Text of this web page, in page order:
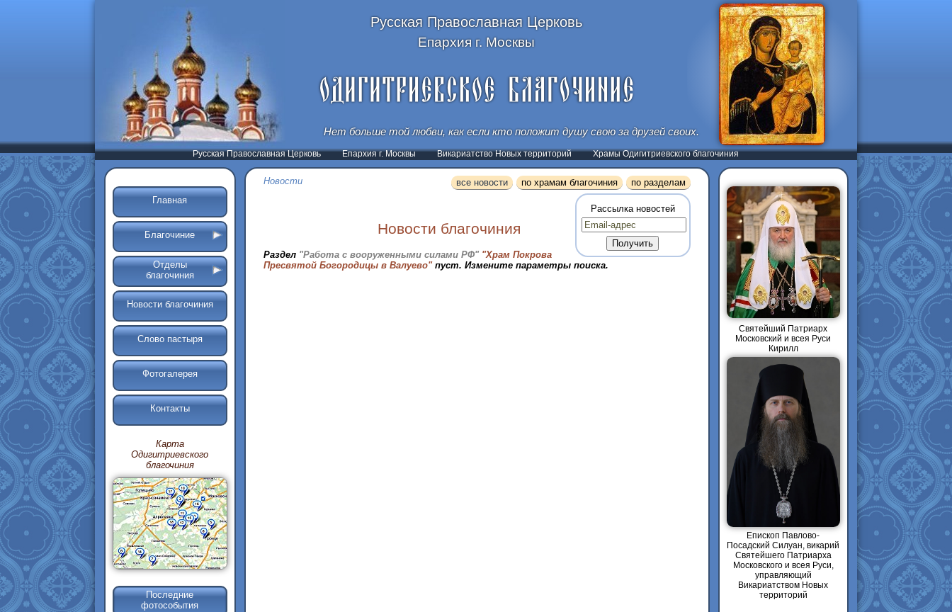
Русская Православная Церковь
Епархия г. Москвы
Нет больше той любви, как если кто положит душу свою за друзей своих.
Русская Православная Церковь Епархия г. Москвы Викариатство Новых территорий Храмы Одигитриевского благочиния
Главная
Благочиние
Отделы
благочиния
Новости благочиния
Слово пастыря
Фотогалерея
Контакты
Карта
Одигитриевского
благочиния
Последние
фотособытия
Новости все новости по храмам благочиния по разделам
Рассылка новостей
Новости благочиния
Раздел "Работа с вооруженными силами РФ" "Храм Покрова
Пресвятой Богородицы в Валуево"пуст. Измените параметры поиска.
Святейший Патриарх
Московский и всея Руси
Кирилл
Епископ Павлово-
Посадский Силуан, викарий
Святейшего Патриарха
Московского и всея Руси,
управляющий
Викариатством Новых
территорий